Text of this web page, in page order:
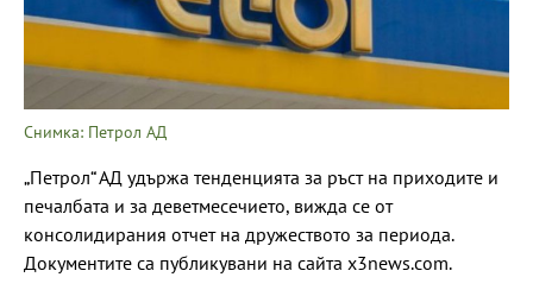
Снимка: Петрол АД
„Петрол“ АД удържа тенденцията за ръст на приходите и
печалбата и за деветмесечието, вижда се от
консолидирания отчет на дружеството за периода.
Документите са публикувани на сайта x3news.com.